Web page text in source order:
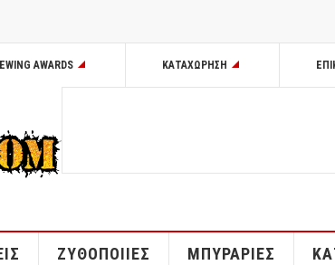
AWARDS ΚΑΤΑΧΩΡΗΣΗ
ΖΥΘΟΠΟΙΙΕΣ ΜΠΥΡΑΡΙΕΣ